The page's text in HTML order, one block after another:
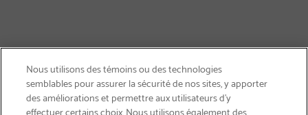
Nous utilisons des témoins ou des technologies
semblables pour assurer la sécurité de nos sites, y apporter
des améliorations et permettre aux utilisateurs d’y
effectuer certains choix. Nous utilisons également des